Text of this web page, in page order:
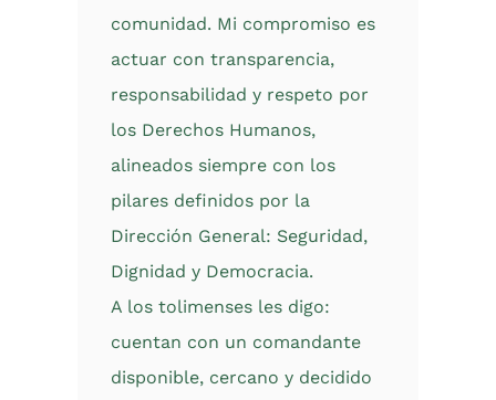
comunidad. Mi compromiso es
actuar con transparencia,
responsabilidad y respeto por
los Derechos Humanos,
alineados siempre con los
pilares definidos por la
Dirección General: Seguridad,
Dignidad y Democracia.
A los tolimenses les digo:
cuentan con un comandante
disponible, cercano y decidido